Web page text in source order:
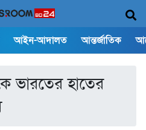
আইন-আদালত আন্তর্জাতিক
ভারতের হাতের